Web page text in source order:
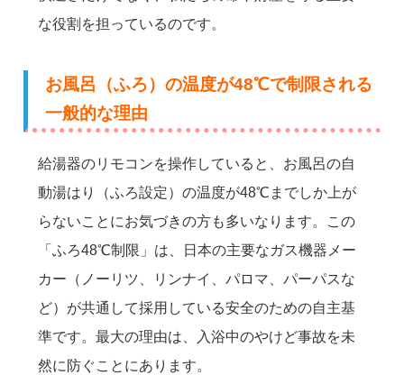
な役割を担っているのです。
お風呂（ふろ）の温度が48℃で制限される
一般的な理由
給湯器のリモコンを操作していると、お風呂の自
動湯はり（ふろ設定）の温度が48℃までしか上が
らないことにお気づきの方も多いなります。この
「ふろ48℃制限」は、日本の主要なガス機器メー
カー（ノーリツ、リンナイ、パロマ、パーパスな
ど）が共通して採用している安全のための自主基
準です。最大の理由は、入浴中のやけど事故を未
然に防ぐことにあります。